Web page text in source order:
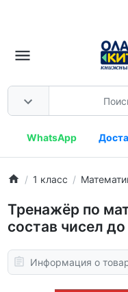
WhatsApp
1 класс
Тренажёр по
состав чисел до
Информация о